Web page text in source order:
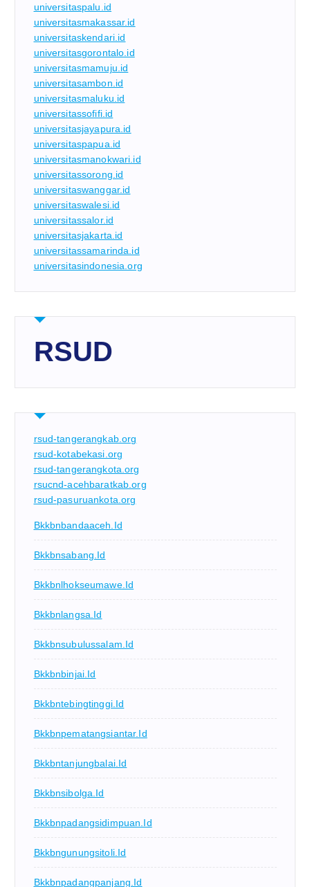
universitaspalu.id
universitasmakassar.id
universitaskendari.id
universitasgorontalo.id
universitasmamuju.id
universitasambon.id
universitasmaluku.id
universitassofifi.id
universitasjayapura.id
universitaspapua.id
universitasmanokwari.id
universitassorong.id
universitaswanggar.id
universitaswalesi.id
universitassalor.id
universitasjakarta.id
universitassamarinda.id
universitasindonesia.org
RSUD
rsud-tangerangkab.org
rsud-kotabekasi.org
rsud-tangerangkota.org
rsucnd-acehbaratkab.org
rsud-pasuruankota.org
Bkkbnbandaaceh.id
Bkkbnsabang.id
Bkkbnlhokseumawe.id
Bkkbnlangsa.id
Bkkbnsubulussalam.id
Bkkbnbinjai.id
Bkkbntebingtinggi.id
Bkkbnpematangsiantar.id
Bkkbntanjungbalai.id
Bkkbnsibolga.id
Bkkbnpadangsidimpuan.id
Bkkbngunungsitoli.id
Bkkbnpadangpanjang.id